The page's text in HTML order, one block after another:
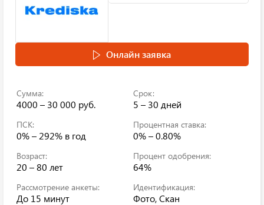
Онлайн заявка
Сумма:
4000 – 30 000 руб.
Срок:
5 – 30 дней
ПСК:
0% – 292% в год
Процентная ставка:
0% – 0.80%
Возраст:
20 – 80 лет
Процент одобрения:
64%
Рассмотрение анкеты:
До 15 минут
Идентификация:
Фото, Скан